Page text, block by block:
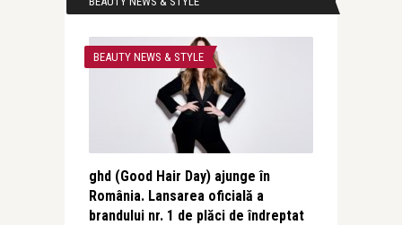
BEAUTY NEWS & STYLE
ghd (Good Hair Day) ajunge în
România. Lansarea oficială a
brandului nr. 1 de plăci de îndreptat